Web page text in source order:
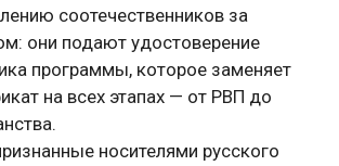
соотечественников за
они подают удостоверение
программы, которое заменяет
на всех этапах — от РВП до
носителями русского